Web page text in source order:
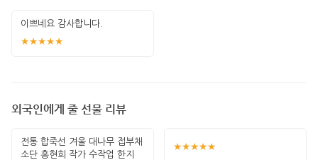
이쁘네요 감사합니다.
★★★★★
외국인에게 줄 선물 리뷰
전통 합죽선 겨울 대나무 접부채
소단 홍현희 작가 수작업 한지
★★★★★